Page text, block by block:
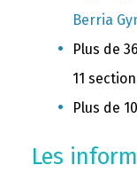
Berria
Plus de
11
Plus de
Les